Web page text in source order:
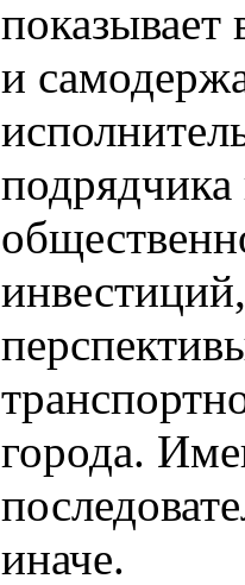
показывает
и
подрядчика
города.
иначе.